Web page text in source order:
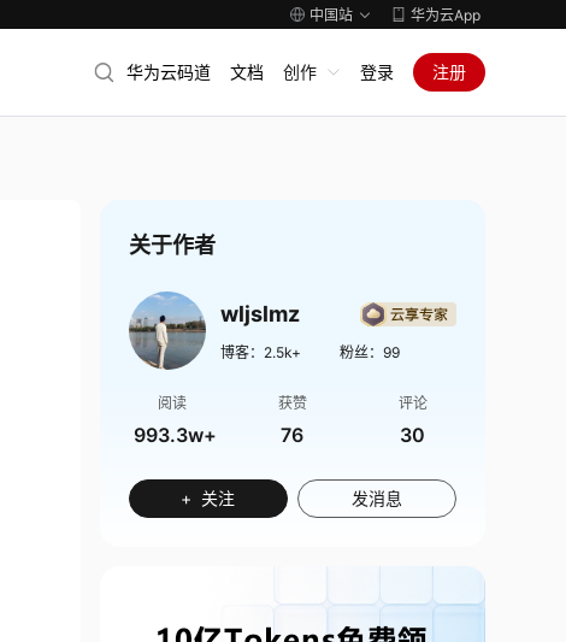
中国站 华为云App
华为云码道 文档 创作 登录 注册
关于作者
wljslmz
博客： 2.5k+ 粉丝： 99
阅读
993.3w+
获赞
76
评论
30
+ 关注 发消息